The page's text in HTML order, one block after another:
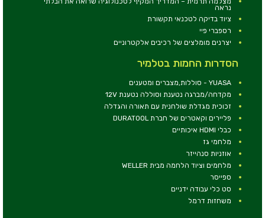
נראה
ציוד בדיקה לטכנאי תקשורת
רספברי פיי
יצרנים מומלצים של רכיבים אלקטרוניים
הסדרות החמות בטלמיר
YUASA - סוללות,מצברים ומטענים
מקדחה/מברגה נטענת וסוללה נטענת 12V
זכוכית מגדלת שולחנית עם תאורה והגדלה
פליירים וקאטרים של חברת DURATOOL
כבלי HDMI איכותיים
מלחמי גז
אוזניות סנהייזר
מלחמים וציוד הלחמה מבית WELLER
ספייסר
סט כלי עבודה ידניים
משחזות דרמל